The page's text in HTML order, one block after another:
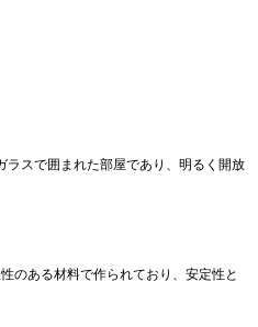
ラスで囲まれた部屋であり、明るく開放
のある材料で作られており、安定性と